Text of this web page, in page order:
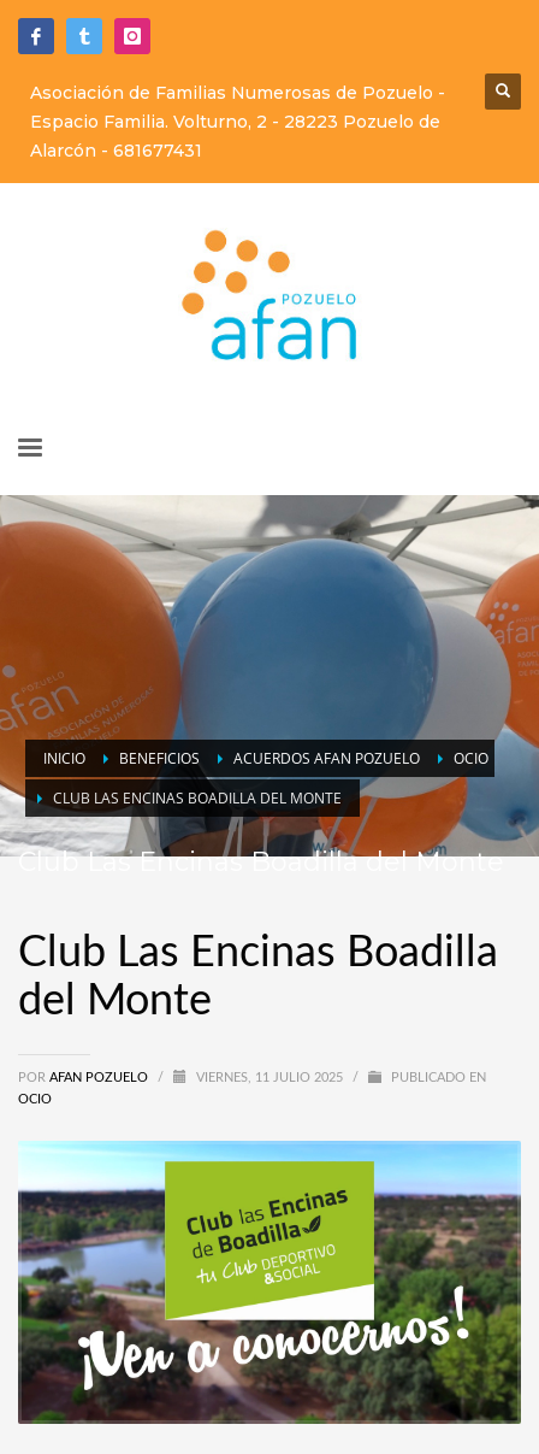
Asociación de Familias Numerosas de Pozuelo -
Espacio Familia. Volturno, 2 - 28223 Pozuelo de
Alarcón - 681677431
INICIO BENEFICIOS ACUERDOS AFAN POZUELO
OCIO
CLUB LAS ENCINAS BOADILLA DEL MONTE
Club Las Encinas Boadilla del Monte
Club Las Encinas Boadilla
del Monte
POR AFAN POZUELO / VIERNES, 11 JULIO 2025 /
PUBLICADO EN
OCIO